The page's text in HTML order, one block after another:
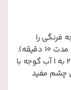
فرنگی را
گرفته و روی حلقه های تیره چشم بزنید (به مدت 10 دقیقه).
سپس آن را با آب سرد بشویید. البته ترکیب 2 به 1 آب گوجه با
چشم مفید